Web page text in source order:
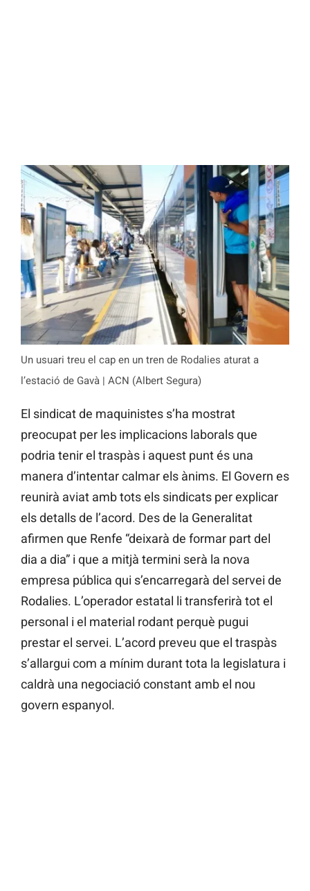
Un usuari treu el cap en un tren de Rodalies aturat a
l’estació de Gavà | ACN (Albert Segura)
El sindicat de maquinistes s’ha mostrat
preocupat per les implicacions laborals que
podria tenir el traspàs i aquest punt és una
manera d’intentar calmar els ànims. El Govern es
reunirà aviat amb tots els sindicats per explicar
els detalls de l’acord. Des de la Generalitat
afirmen que Renfe “deixarà de formar part del
dia a dia” i que a mitjà termini serà la nova
empresa pública qui s’encarregarà del servei de
Rodalies. L’operador estatal li transferirà tot el
personal i el material rodant perquè pugui
prestar el servei. L’acord preveu que el traspàs
s’allargui com a mínim durant tota la legislatura i
caldrà una negociació constant amb el nou
govern espanyol.